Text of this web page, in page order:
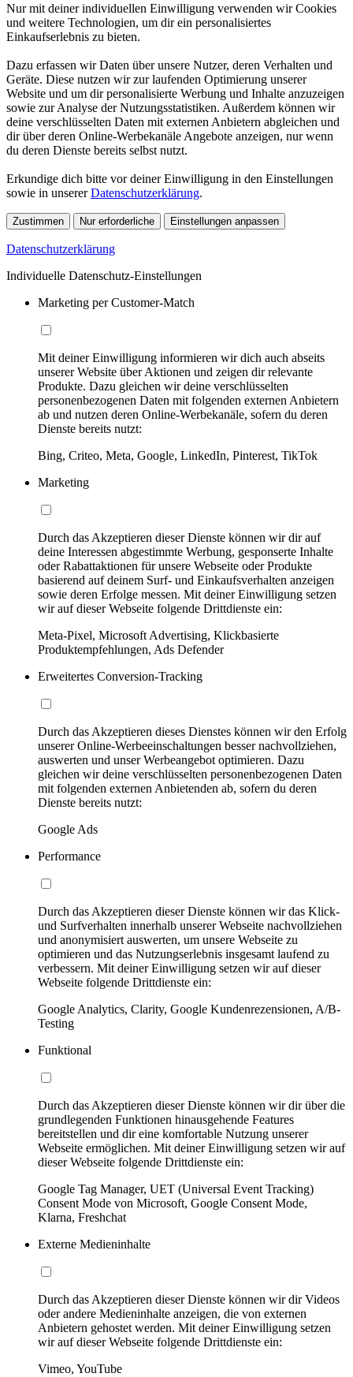
Nur mit deiner individuellen Einwilligung verwenden wir Cookies
und weitere Technologien, um dir ein personalisiertes
Einkaufserlebnis zu bieten.
Dazu erfassen wir Daten über unsere Nutzer, deren Verhalten und
Geräte. Diese nutzen wir zur laufenden Optimierung unserer
Website und um dir personalisierte Werbung und Inhalte anzuzeigen
sowie zur Analyse der Nutzungsstatistiken. Außerdem können wir
deine verschlüsselten Daten mit externen Anbietern abgleichen und
dir über deren Online-Werbekanäle Angebote anzeigen, nur wenn
du deren Dienste bereits selbst nutzt.
Erkundige dich bitte vor deiner Einwilligung in den Einstellungen
sowie in unsererDatenschutzerklärung.
Zustimmen Nur erforderliche Einstellungen anpassen
Datenschutzerklärung
Individuelle Datenschutz-Einstellungen
Marketing per Customer-Match
Mit deiner Einwilligung informieren wir dich auch abseits
unserer Website über Aktionen und zeigen dir relevante
Produkte. Dazu gleichen wir deine verschlüsselten
personenbezogenen Daten mit folgenden externen Anbietern
ab und nutzen deren Online-Werbekanäle, sofern du deren
Dienste bereits nutzt:
Bing, Criteo, Meta, Google, LinkedIn, Pinterest, TikTok
Marketing
Durch das Akzeptieren dieser Dienste können wir dir auf
deine Interessen abgestimmte Werbung, gesponserte Inhalte
oder Rabattaktionen für unsere Webseite oder Produkte
basierend auf deinem Surf- und Einkaufsverhalten anzeigen
sowie deren Erfolge messen. Mit deiner Einwilligung setzen
wir auf dieser Webseite folgende Drittdienste ein:
Meta-Pixel, Microsoft Advertising, Klickbasierte
Produktempfehlungen, Ads Defender
Erweitertes Conversion-Tracking
Durch das Akzeptieren dieses Dienstes können wir den Erfolg
unserer Online-Werbeeinschaltungen besser nachvollziehen,
auswerten und unser Werbeangebot optimieren. Dazu
gleichen wir deine verschlüsselten personenbezogenen Daten
mit folgenden externen Anbietenden ab, sofern du deren
Dienste bereits nutzt:
Google Ads
Performance
Durch das Akzeptieren dieser Dienste können wir das Klick-
und Surfverhalten innerhalb unserer Webseite nachvollziehen
und anonymisiert auswerten, um unsere Webseite zu
optimieren und das Nutzungserlebnis insgesamt laufend zu
verbessern. Mit deiner Einwilligung setzen wir auf dieser
Webseite folgende Drittdienste ein:
Google Analytics, Clarity, Google Kundenrezensionen, A/B-
Testing
Funktional
Durch das Akzeptieren dieser Dienste können wir dir über die
grundlegenden Funktionen hinausgehende Features
bereitstellen und dir eine komfortable Nutzung unserer
Webseite ermöglichen. Mit deiner Einwilligung setzen wir auf
dieser Webseite folgende Drittdienste ein:
Google Tag Manager, UET (Universal Event Tracking)
Consent Mode von Microsoft, Google Consent Mode,
Klarna, Freshchat
Externe Medieninhalte
Durch das Akzeptieren dieser Dienste können wir dir Videos
oder andere Medieninhalte anzeigen, die von externen
Anbietern gehostet werden. Mit deiner Einwilligung setzen
wir auf dieser Webseite folgende Drittdienste ein:
Vimeo, YouTube